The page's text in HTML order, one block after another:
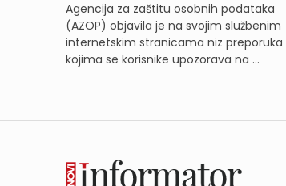
Agencija za zaštitu osobnih podataka
(AZOP) objavila je na svojim službenim
internetskim stranicama niz preporuka
kojima se korisnike upozorava na ...